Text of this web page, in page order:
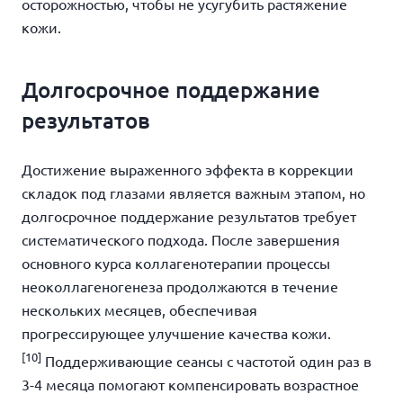
осторожностью, чтобы не усугубить растяжение
кожи.
Долгосрочное поддержание
результатов
Достижение выраженного эффекта в коррекции
складок под глазами является важным этапом, но
долгосрочное поддержание результатов требует
систематического подхода. После завершения
основного курса коллагенотерапии процессы
неоколлагеногенеза продолжаются в течение
нескольких месяцев, обеспечивая
прогрессирующее улучшение качества кожи.
[10] Поддерживающие сеансы с частотой один раз в
3-4 месяца помогают компенсировать возрастное